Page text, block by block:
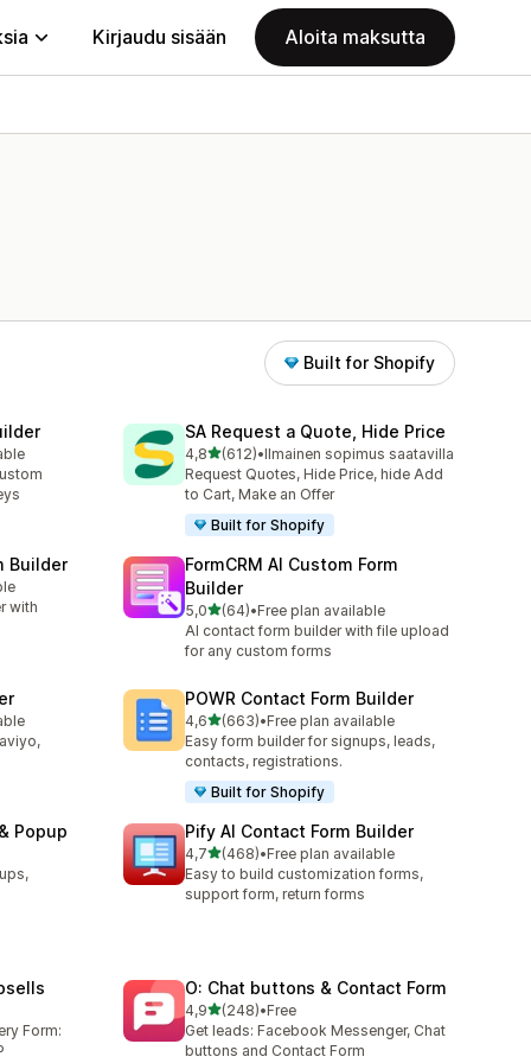
Kirjaudu sisään Aloita maksutta
Built for Shopify
SA Request a Quote, Hide Price
4,8/ 5 tähteä
(612)
612 arvostelua yhteensä
•Ilmainen sopimus saatavilla
Request Quotes, Hide Price, hide Add
to Cart, Make an Offer
Built for Shopify
Builder
with
FormCRM AI Custom Form
Builder
5,0/ 5 tähteä
(64)
64 arvostelua yhteensä
•Free plan available
AI contact form builder with file upload
for any custom forms
POWR Contact Form Builder
4,6/ 5 tähteä
(663)
663 arvostelua yhteensä
•Free plan available
Easy form builder for signups, leads,
contacts, registrations.
Built for Shopify
Popup Pify AI Contact Form Builder
4,7/ 5 tähteä
(468)
468 arvostelua yhteensä
•Free plan available
Easy to build customization forms,
support form, return forms
Form:
O: Chat buttons & Contact Form
4,9/ 5 tähteä
(248)
248 arvostelua yhteensä
•Free
Get leads: Facebook Messenger, Chat
buttons and Contact Form